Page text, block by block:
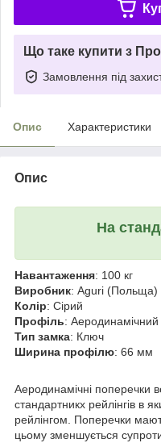
Що таке купити з
Замовлення під
Опис Характеристики
Опис
На
Навантаження: 100 кг
Виробник: Aguri (Польща)
Колір: Сірий
Профіль: Аеродинамічний
Тип замка: Ключ
Ширина профілю: 66 мм
Аеродинамічні поперечки
стандартникх рейлінгів в
рейлінгом. Поперечки
цьому зменшується